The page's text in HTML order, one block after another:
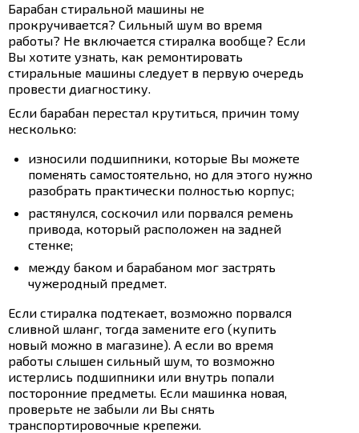
Барабан стиральной машины не
прокручивается? Сильный шум во время
работы? Не включается стиралка вообще? Если
Вы хотите узнать, как ремонтировать
стиральные машины следует в первую очередь
провести диагностику.
Если барабан перестал крутиться, причин тому
несколько:
износили подшипники, которые Вы можете
поменять самостоятельно, но для этого нужно
разобрать практически полностью корпус;
растянулся, соскочил или порвался ремень
привода, который расположен на задней
стенке;
между баком и барабаном мог застрять
чужеродный предмет.
Если стиралка подтекает, возможно порвался
сливной шланг, тогда замените его (купить
новый можно в магазине). А если во время
работы слышен сильный шум, то возможно
истерлись подшипники или внутрь попали
посторонние предметы. Если машинка новая,
проверьте не забыли ли Вы снять
транспортировочные крепежи.